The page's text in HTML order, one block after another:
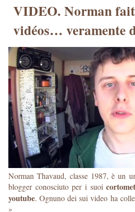
VIDEO. Norman
vidéos… veramente
Norman Thavaud, classe 1987, è un
blogger conosciuto per i suoi
youtube. Ognuno dei sui video ha
»